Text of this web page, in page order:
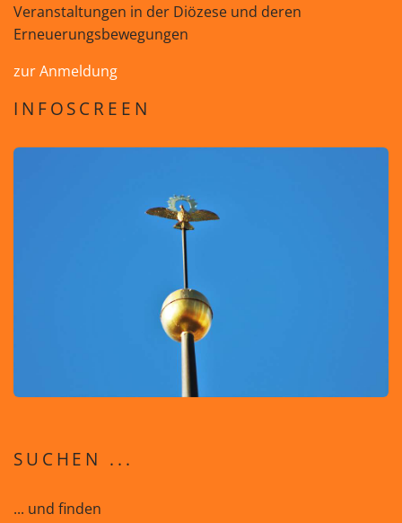
Veranstaltungen in der Diözese und deren
Erneuerungsbewegungen
zur Anmeldung
INFOSCREEN
SUCHEN ...
... und finden